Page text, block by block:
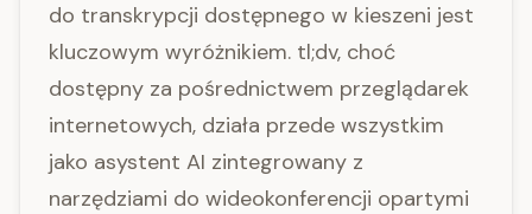
do transkrypcji dostępnego w kieszeni jest
kluczowym wyróżnikiem. tl;dv, choć
dostępny za pośrednictwem przeglądarek
internetowych, działa przede wszystkim
jako asystent AI zintegrowany z
narzędziami do wideokonferencji opartymi